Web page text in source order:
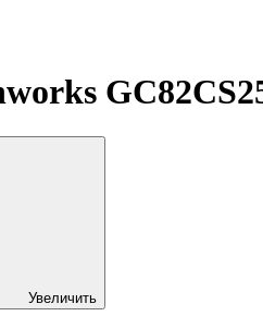
Увеличить